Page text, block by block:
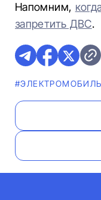
Напомним,
запретить ДВС.
#ЭЛЕКТРОМОБИЛЬ